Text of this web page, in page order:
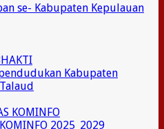
se- Kabupaten Kepulauan
Kabupaten
KOMINFO
2025_2029